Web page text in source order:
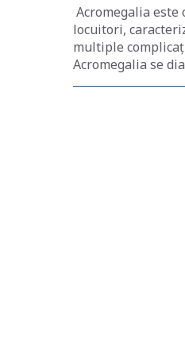
Acromegalia
locuitori,
multiple
Acromegalia se